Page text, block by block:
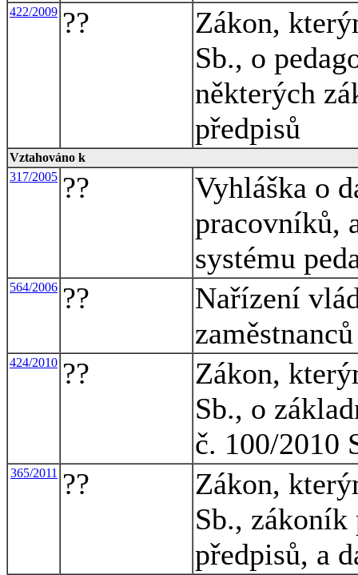
422/2009 ??
Zákon,
Sb., o
některých
předpisů
Vztahováno k
317/2005 ??
Vyhláška o
pracovníků,
systému
564/2006 ??
Nařízení
424/2010 ??
Zákon,
Sb., o
č. 100/2010
365/2011 ??
Zákon,
Sb., zákoník
předpisů, a